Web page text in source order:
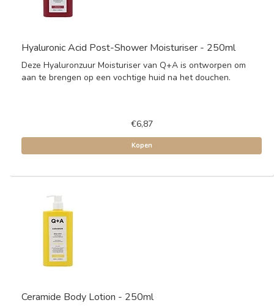
Hyaluronic Acid Post-Shower Moisturiser - 250ml
Deze Hyaluronzuur Moisturiser van Q+A is ontworpen om
aan te brengen op een vochtige huid na het douchen.
€6,87
Kopen
Ceramide Body Lotion - 250ml